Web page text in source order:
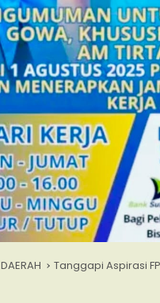
DAERAH Tanggapi Aspirasi